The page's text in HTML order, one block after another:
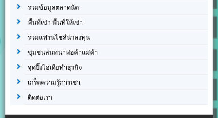
รวมข้อมูลตลาดนัด
พื้นที่เช่า พื้นที่ให้เช่า
รวมแฟรนไชส์น่าลงทุน
ชุมชนสนทนาพ่อค้าแม่ค้า
จุดปิ๊งไอเดียทำธุรกิจ
เกร็ดความรู้การเช่า
ติดต่อเรา